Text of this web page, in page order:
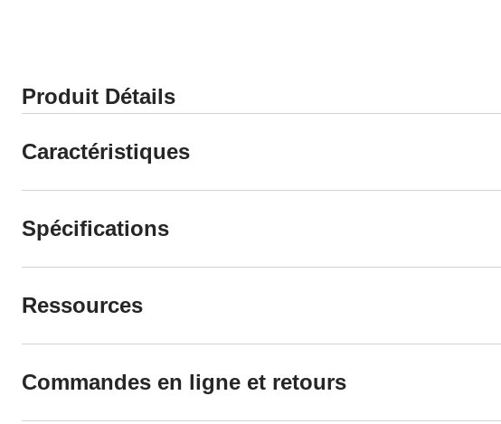
Produit Détails
Caractéristiques
Spécifications
Ressources
Commandes en ligne et retours